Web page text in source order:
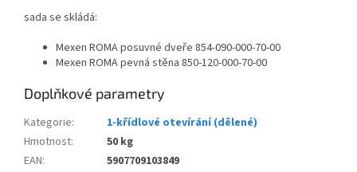
sada se skládá:
Mexen ROMA posuvné dveře 854-090-000-70-00
Mexen ROMA pevná stěna 850-120-000-70-00
Doplňkové parametry
Kategorie:
1-křídlové otevírání (dělené)
Hmotnost:
50 kg
EAN:
5907709103849